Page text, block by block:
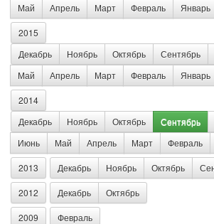
Май
Апрель Март Февраль Январь
2015
Декабрь
Ноябрь Октябрь Сентябрь
Май
Апрель Март Февраль Январь
2014
Декабрь
Ноябрь Октябрь Сентябрь
Июнь
Май Апрель Март Февраль
2013 Декабрь Ноябрь Октябрь
2012 Декабрь Октябрь
2009 Февраль